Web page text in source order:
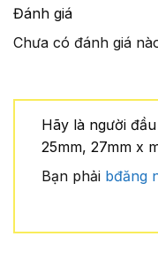
Đánh giá
Chưa có đánh giá
Hãy là người
25mm, 27mm x
Bạn phải bđăng